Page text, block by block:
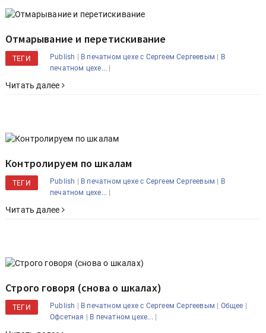
Отмарывание и перетискивание
ТЕГИ Publish | В печатном цехе с Сергеем Сергеевым | В
печатном цехе... |
Читать далее
Контролируем по шкалам
ТЕГИ Publish | В печатном цехе с Сергеем Сергеевым | В
печатном цехе... |
Читать далее
Строго говоря (снова о шкалах)
ТЕГИ Publish | В печатном цехе с Сергеем Сергеевым | Общее |
Офсетная | В печатном цехе... |